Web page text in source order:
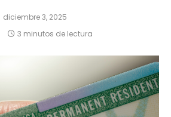
diciembre 3, 2025
3 minutos de lectura